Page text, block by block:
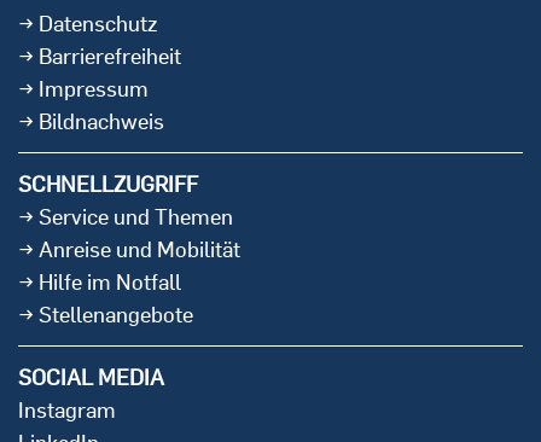
Datenschutz
Barrierefreiheit
Impressum
Bildnachweis
SCHNELLZUGRIFF
Service und Themen
Anreise und Mobilität
Hilfe im Notfall
Stellenangebote
SOCIAL MEDIA
Instagram